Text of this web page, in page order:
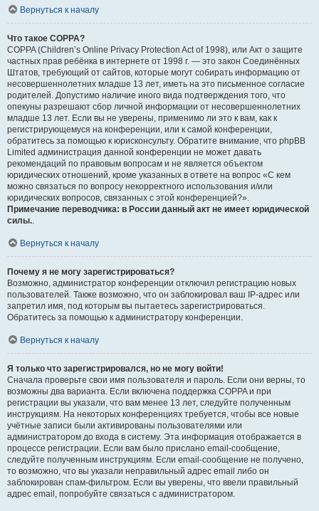
Вернуться к началу
Что такое COPPA?
COPPA (Children’s Online Privacy Protection Act of 1998), или Акт о защите
частных прав ребёнка в интернете от 1998 г. — это закон Соединённых
Штатов, требующий от сайтов, которые могут собирать информацию от
несовершеннолетних младше 13 лет, иметь на это письменное согласие
родителей. Допустимо наличие иного вида подтверждения того, что
опекуны разрешают сбор личной информации от несовершеннолетних
младше 13 лет. Если вы не уверены, применимо ли это к вам, как к
регистрирующемуся на конференции, или к самой конференции,
обратитесь за помощью к юрисконсульту. Обратите внимание, что phpBB
Limited администрация данной конференции не может давать
рекомендаций по правовым вопросам и не является объектом
юридических отношений, кроме указанных в ответе на вопрос «С кем
можно связаться по вопросу некорректного использования и/или
юридических вопросов, связанных с этой конференцией?».
Примечание переводчика: в России данный акт не имеет юридической
силы..
Вернуться к началу
Почему я не могу зарегистрироваться?
Возможно, администратор конференции отключил регистрацию новых
пользователей. Также возможно, что он заблокировал ваш IP-адрес или
запретил имя, под которым вы пытаетесь зарегистрироваться.
Обратитесь за помощью к администратору конференции.
Вернуться к началу
Я только что зарегистрировался, но не могу войти!
Сначала проверьте свои имя пользователя и пароль. Если они верны, то
возможны два варианта. Если включена поддержка COPPA и при
регистрации вы указали, что вам менее 13 лет, следуйте полученным
инструкциям. На некоторых конференциях требуется, чтобы все новые
учётные записи были активированы пользователями или
администратором до входа в систему. Эта информация отображается в
процессе регистрации. Если вам было прислано email-сообщение,
следуйте полученным инструкциям. Если email-сообщение не получено,
то возможно, что вы указали неправильный адрес email либо он
заблокирован спам-фильтром. Если вы уверены, что ввели правильный
адрес email, попробуйте связаться с администратором.